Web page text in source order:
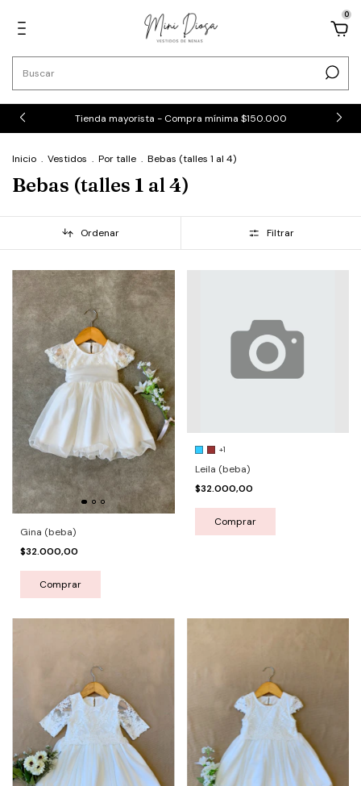
0
Tienda mayorista - Compra mínima $150.000
Inicio . Vestidos . Por talle . Bebas (talles 1 al 4)
Bebas (talles 1 al 4)
Ordenar Filtrar
Gina (beba)
$32.000,00
Comprar
+1
Leila (beba)
$32.000,00
Comprar